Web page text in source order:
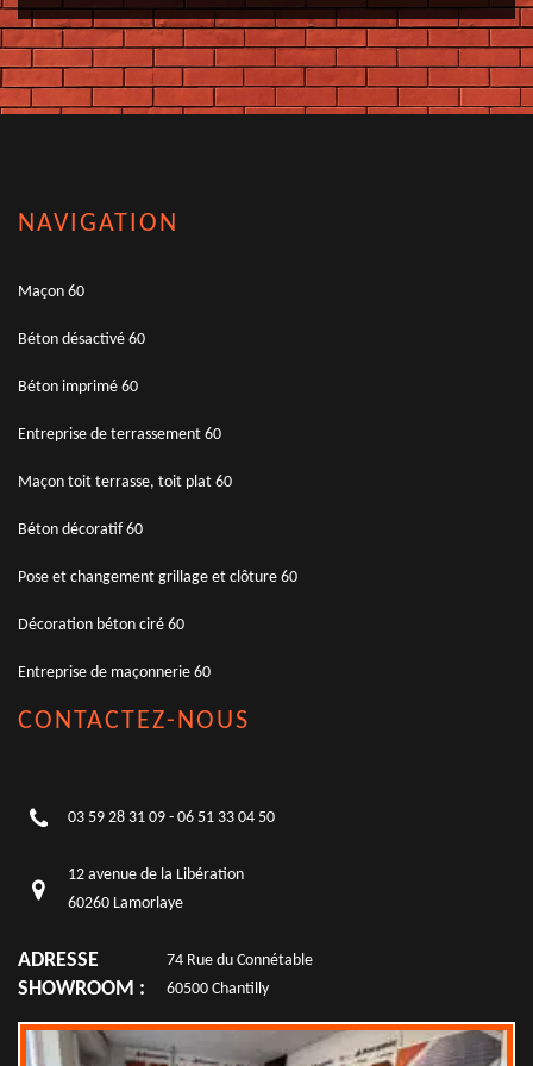
NAVIGATION
Maçon 60
Béton désactivé 60
Béton imprimé 60
Entreprise de terrassement 60
Maçon toit terrasse, toit plat 60
Béton décoratif 60
Pose et changement grillage et clôture 60
Décoration béton ciré 60
Entreprise de maçonnerie 60
CONTACTEZ-NOUS
03 59 28 31 09 - 06 51 33 04 50
12 avenue de la Libération
60260 Lamorlaye
ADRESSE
SHOWROOM :
74 Rue du Connétable
60500 Chantilly